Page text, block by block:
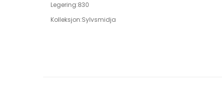
Legering:830
Kolleksjon:Sylvsmidja